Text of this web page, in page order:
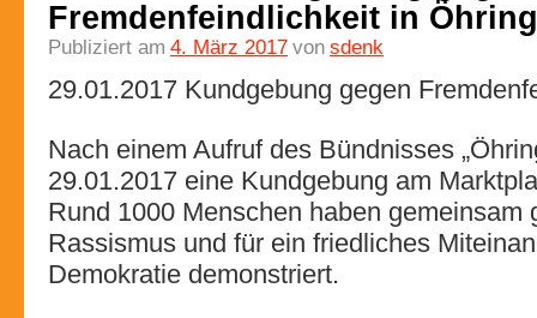
Fremdenfeindlichkeit in
Publiziert am 4. März 2017 von sdenk
29.01.2017 Kundgebung gegen
Nach einem Aufruf des Bündnisses
29.01.2017 eine Kundgebung am
Rund 1000 Menschen haben gemeinsam
Rassismus und für ein friedliches
Demokratie demonstriert.